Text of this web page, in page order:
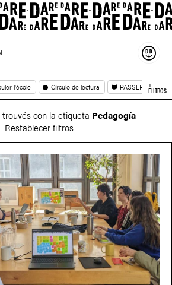
l'école Círculo de lectura PASSEPORT
+
FILTROS
con la etiqueta Pedagogía
Restablecer filtros